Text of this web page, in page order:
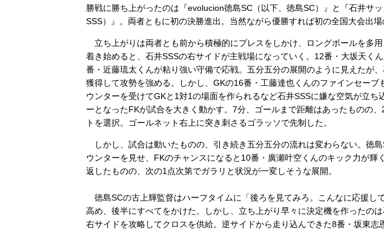
勝戦に勝ち上がったのは『evolucion徳島SC（以下、徳島SC）』と『石井サ
SSS）』。両者ともに初の決勝進出。当然ながら優勝すれば初の全国大会出場
立ち上がりは両者とも前から積極的にプレスをしかけ、ロングボールを多
着き始めると、石井SSSの右サイドが主戦場になっていく。12番・大坂天く
番・近藤琉太くんが粘り強い守備で応戦。五分五分の展開のように見えたが
獲得して攻勢を強める。しかし、GKの16番・工藤達也くんのファインセーブ
ウンターを受けてGKと1対1の場面を作られるなど石井SSSに嫌な空気が立ち
ーとなったFKが試合を大きく動かす。7分、ゴールまで距離はあったものの
トを選択。ゴールネット右上に突き刺さるゴラッソで先制した。
しかし、試合は動いたものの、引き続き五分五分の流れは変わらない。徳
ウンターを見せ、FKのチャンスになると10番・廣瀬叶空くんのキック力が輝
返したものの、次の1点次第でガラリと状況が一変しそうな展開。
徳島SCの古上輝監督はハーフタイムに「後ろを見てみろ。こんなに応援し
高め、後半にすべてをかけた。しかし、立ち上がり早々に決定機を作ったの
右サイドを攻略してクロスを供給。逆サイドから走り込んできた8番・坂東志